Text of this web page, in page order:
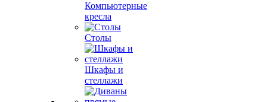
Компьютерные
кресла
Столы
Шкафы и
стеллажи